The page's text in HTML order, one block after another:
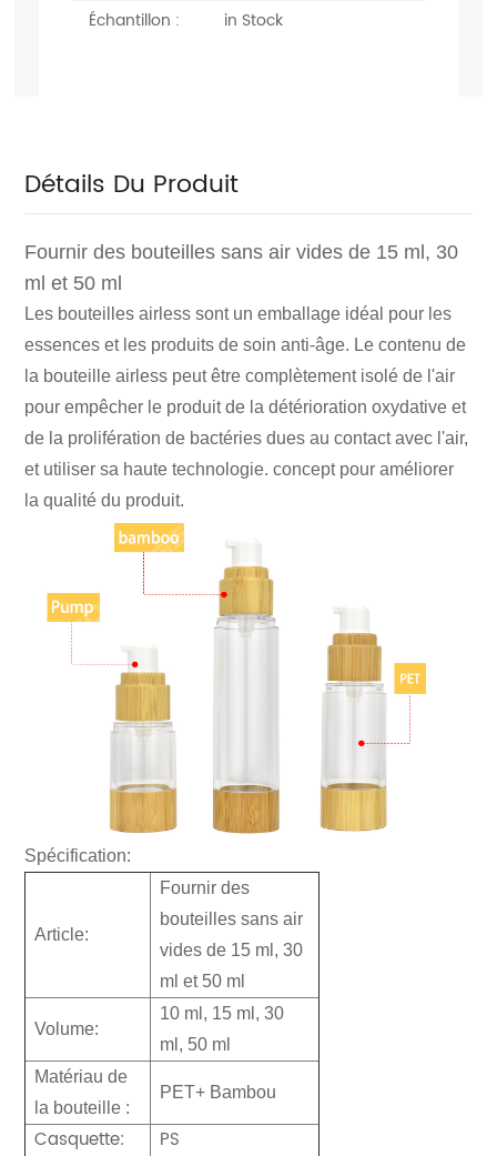
Échantillon :
in Stock
Détails Du Produit
Fournir des bouteilles sans air vides de 15 ml, 30
ml et 50 ml
Les bouteilles airless sont un emballage idéal pour les
essences et les produits de soin anti-âge. Le contenu de
la bouteille airless peut être complètement isolé de l'air
pour empêcher le produit de la détérioration oxydative et
de la prolifération de bactéries dues au contact avec l'air,
et utiliser sa haute technologie. concept pour améliorer
la qualité du produit.
Spécification:
Article:
Fournir des
bouteilles sans air
vides de 15 ml, 30
ml et 50 ml
Volume:
10 ml, 15 ml, 30
ml, 50 ml
Matériau de
la bouteille :
PET+ Bambou
Casquette: PS